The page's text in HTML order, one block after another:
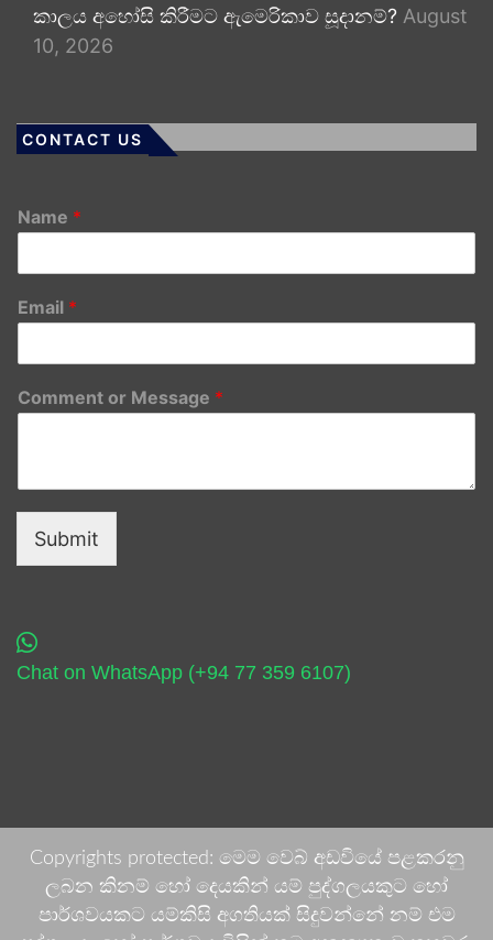
කාලය අහෝසි කිරීමට ඇමෙරිකාව සූදානම්? August
10, 2026
CONTACT US
Name *
Email *
Comment or Message *
Submit
Chat on WhatsApp (+94 77 359 6107)
Copyrights protected: මෙම වෙබ් අඩවියේ පළකරනු
ලබන කිනම් හෝ දෙයකින් යම් පුද්ගලයකුට හෝ
පාර්ශවයකට යම්කිසි අගතියක් සිදුවන්නේ නම් එම